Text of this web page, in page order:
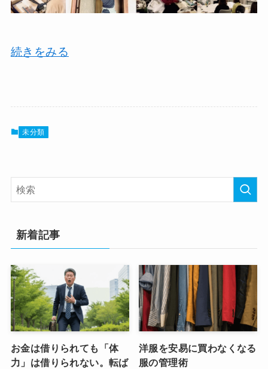
続きをみる
未分類
新着記事
お金は借りられても「体
力」は借りられない。転ば
洋服を安易に買わなくなる
服の管理術